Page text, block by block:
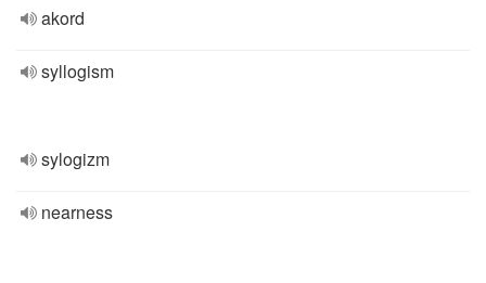
akord
syllogism
sylogizm
nearness